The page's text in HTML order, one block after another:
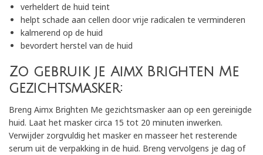
verheldert de huid teint
helpt schade aan cellen door vrije radicalen te verminderen
kalmerend op de huid
bevordert herstel van de huid
Zo gebruik je Aimx Brighten Me
gezichtsmasker:
Breng Aimx Brighten Me gezichtsmasker aan op een gereinigde
huid. Laat het masker circa 15 tot 20 minuten inwerken.
Verwijder zorgvuldig het masker en masseer het resterende
serum uit de verpakking in de huid. Breng vervolgens je dag of